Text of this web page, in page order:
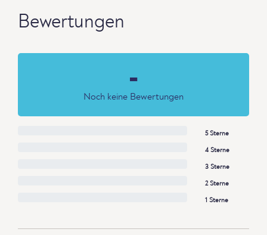
Bewertungen
-
Noch keine Bewertungen
5 Sterne
4 Sterne
3 Sterne
2 Sterne
1 Sterne